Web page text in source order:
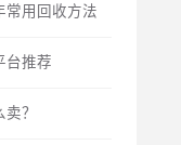
常用回收方法
台推荐
？